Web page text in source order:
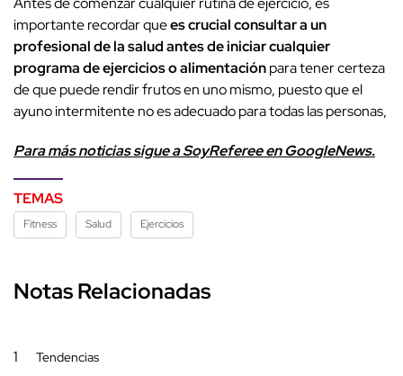
importante recordar quees crucial consultar a un
profesional de la salud antes de iniciar cualquier
programa de ejercicios o alimentaciónpara tener certeza
de que puede rendir frutos en uno mismo, puesto que el
ayuno intermitente no es adecuado para todas las personas,
Para más noticias sigue a SoyReferee en GoogleNews.
TEMAS
Fitness Salud Ejercicios
Notas Relacionadas
1 Tendencias